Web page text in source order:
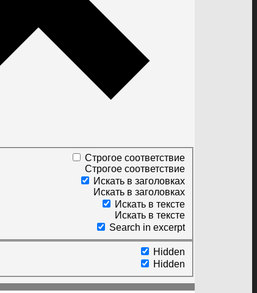
Строгое соответствие
Строгое соответствие
Искать в заголовках
Искать в заголовках
Искать в тексте
Искать в тексте
Search in excerpt
Hidden
Hidden